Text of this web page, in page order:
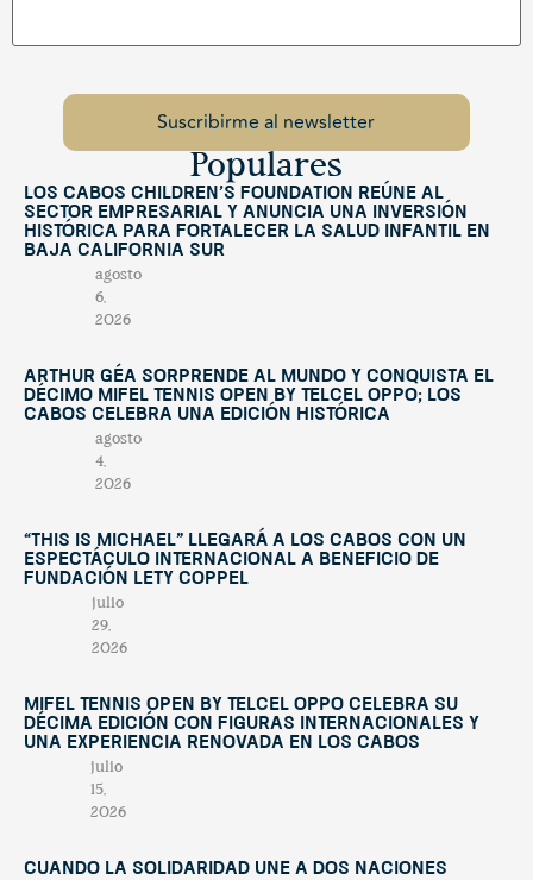
Populares
Los Cabos Children’s Foundation reúne al
sector empresarial y anuncia una inversión
histórica para fortalecer la salud infantil en
Baja California Sur
agosto
6,
2026
Arthur Géa sorprende al mundo y conquista el
décimo Mifel Tennis Open by Telcel OPPO; Los
Cabos celebra una edición histórica
agosto
4,
2026
“This Is Michael” llegará a Los Cabos con un
espectáculo internacional a beneficio de
Fundación Lety Coppel
julio
29,
2026
Mifel Tennis Open by Telcel Oppo celebra su
décima edición con figuras internacionales y
una experiencia renovada en Los Cabos
julio
15,
2026
Cuando la solidaridad une a dos naciones